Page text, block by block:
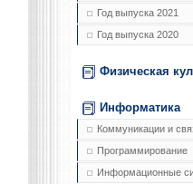
Год выпуска 2021
Год выпуска 2020
Физическая
Информатика
Коммуникации и
Программирование
Информационные